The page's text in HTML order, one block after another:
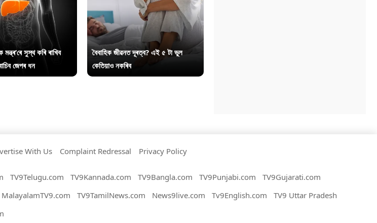
মন্ত্ৰ’ৰে সুস্থ কৰি ৰাখিব
জেপৰ ধন
বৈবাহিক জীৱনত দূৰত্ব? এই ৫ টা ভুল
কেতিয়াও নকৰিব
With Us Complaint Redressal Privacy Policy
TV9Telugu.com TV9Kannada.com TV9Bangla.com TV9Punjabi.com
TV9Gujarati.com
MalayalamTV9.com TV9TamilNews.com News9live.com Tv9English.com
TV9 Uttar Pradesh